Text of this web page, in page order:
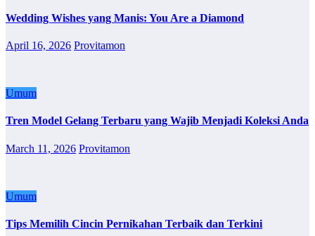
Wedding Wishes yang Manis: You Are a Diamond
April 16, 2026 Provitamon
Umum
Tren Model Gelang Terbaru yang Wajib Menjadi Koleksi Anda
March 11, 2026 Provitamon
Umum
Tips Memilih Cincin Pernikahan Terbaik dan Terkini